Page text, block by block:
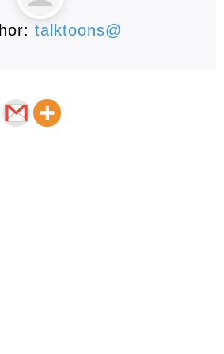
talktoons@